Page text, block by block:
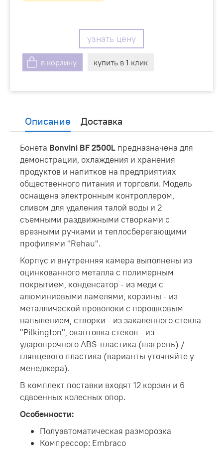
узнать цену
в корзину купить в 1 клик
Описание Доставка
Бонета Bonvini BF 2500L предназначена для
демонстрации, охлаждения и хранения
продуктов и напитков на предприятиях
общественного питания и торговли. Модель
оснащена электронным контроллером,
сливом для удаления талой воды и 2
съемными раздвижными створками с
врезными ручками и теплосберегающими
профилями "Rehau".
Корпус и внутренняя камера выполнены из
оцинкованного металла с полимерным
покрытием, конденсатор - из меди с
алюминиевыми ламелями, корзины - из
металлической проволоки с порошковым
напылением, створки - из закаленного стекла
"Pilkington", окантовка стекол - из
ударопрочного ABS-пластика (шагрень) /
глянцевого пластика (варианты уточняйте у
менеджера).
В комплект поставки входят 12 корзин и 6
сдвоенных колесных опор.
Особенности:
Полуавтоматическая разморозка
Компрессор: Embraco